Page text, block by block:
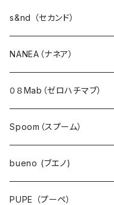
カーディガン
アウター・ダウン・コート
ジャケット・ブルゾン・羽織
ベスト・ダウンベスト
ワンピース・チュニック
スカート・ジャンパースカート
s&nd （セカンド）
NANEA（ナネア）
０８Mab（ゼロハチマブ）
Spoom（スプーム）
bueno (ブエノ)
PUPE （プーペ）